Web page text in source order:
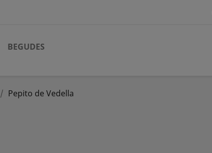
BEGUDES
Pepito de Vedella